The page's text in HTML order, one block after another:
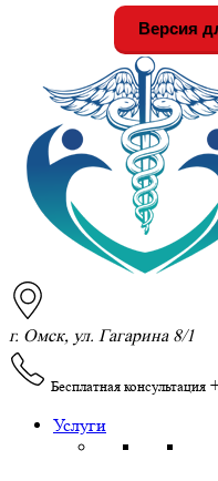
Версия
г. Омск, ул. Гагарина 8/1
Бесплатная консультация
Услуги